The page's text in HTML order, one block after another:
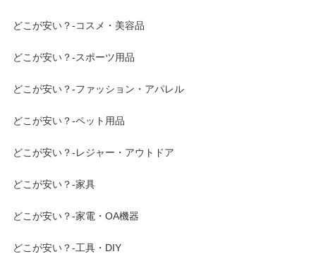
どこが安い？-コスメ・美容品
どこが安い？-スポーツ用品
どこが安い？-ファッション・アパレル
どこが安い？-ペット用品
どこが安い？-レジャー・アウトドア
どこが安い？-家具
どこが安い？-家電・OA機器
どこが安い？-工具・DIY